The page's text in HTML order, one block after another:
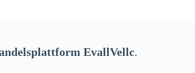
EvallVellc.